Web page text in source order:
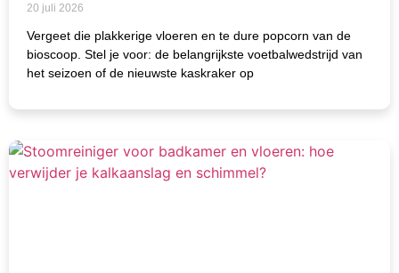
20 juli 2026
Vergeet die plakkerige vloeren en te dure popcorn van de
bioscoop. Stel je voor: de belangrijkste voetbalwedstrijd van
het seizoen of de nieuwste kaskraker op